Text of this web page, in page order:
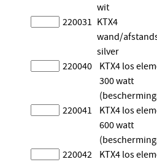
wit
220031 KTX4
wand/
silver
220040
KTX4 los
300 watt
220041
KTX4 los
600 watt
220042
KTX4 los